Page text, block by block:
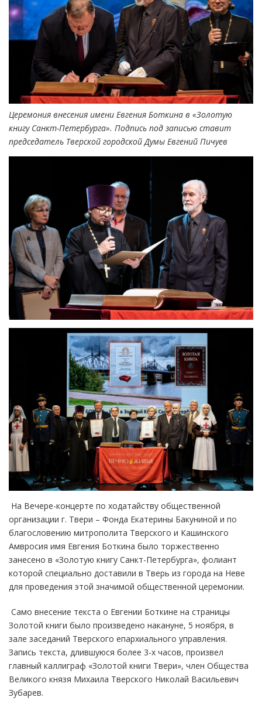
Церемония внесения имени Евгения Боткина в «Золотую
книгу Санкт-Петербурга». Подпись под записью ставит
председатель Тверской городской Думы Евгений Пичуев
На Вечере-концерте по ходатайству общественной
организации г. Твери – Фонда Екатерины Бакуниной и по
благословению митрополита Тверского и Кашинского
Амвросия имя Евгения Боткина было торжественно
занесено в «Золотую книгу Санкт-Петербурга», фолиант
которой специально доставили в Тверь из города на Неве
для проведения этой значимой общественной церемонии.
Само внесение текста о Евгении Боткине на страницы
Золотой книги было произведено накануне, 5 ноября, в
зале заседаний Тверского епархиального управления.
Запись текста, длившуюся более 3-х часов, произвел
главный каллиграф «Золотой книги Твери», член Общества
Великого князя Михаила Тверского Николай Васильевич
Зубарев.